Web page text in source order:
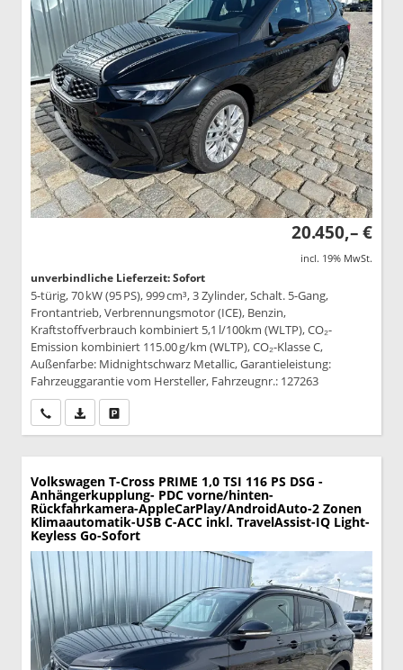
20.450,– €
incl. 19% MwSt.
unverbindliche Lieferzeit: Sofort
5-türig, 70 kW (95 PS), 999 cm³, 3 Zylinder, Schalt. 5-Gang,
Frontantrieb, Verbrennungsmotor (ICE), Benzin,
Kraftstoffverbrauch kombiniert 5,1 l/100km (WLTP), CO₂-
Emission kombiniert 115.00 g/km (WLTP), CO₂-Klasse C,
Außenfarbe: Midnightschwarz Metallic, Garantieleistung:
Fahrzeuggarantie vom Hersteller, Fahrzeugnr.: 127263
Wir rufen Sie anPDF-Datei, Fahrzeugexposé drucken
Volkswagen T-Cross PRIME 1,0 TSI 116 PS DSG -
Anhängerkupplung- PDC vorne/hinten-
Rückfahrkamera-AppleCarPlay/AndroidAuto-2 Zonen
Klimaautomatik-USB C-ACC inkl. TravelAssist-IQ Light-
Keyless Go-Sofort